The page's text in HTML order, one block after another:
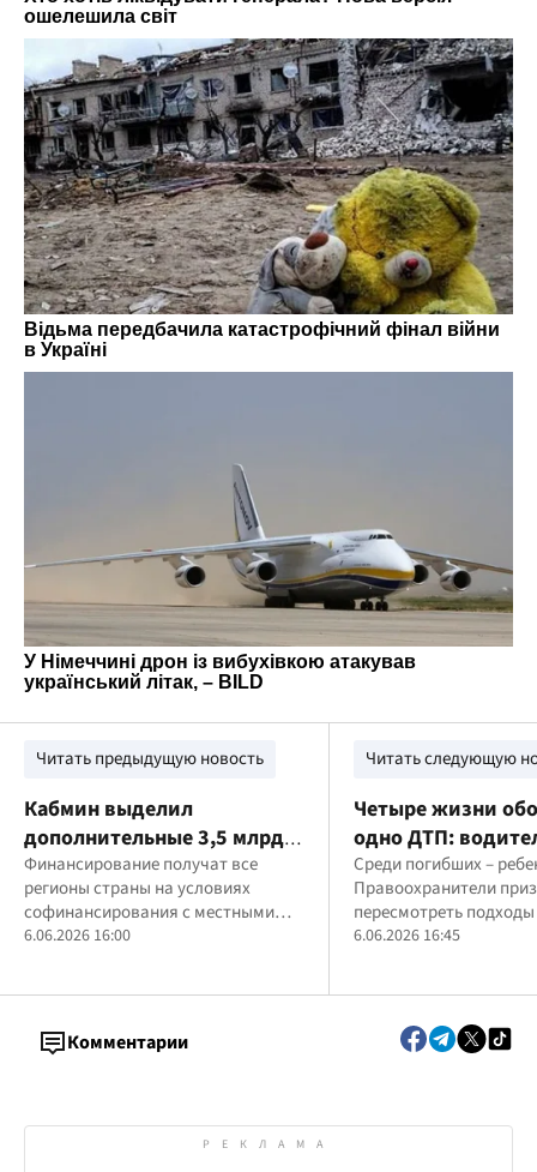
Читать предыдущую новость
Кабмин выделил
дополнительные 3,5 млрд
грн на ремонт дорог
местного значения
Финансирование получат все
регионы страны на условиях
софинансирования с местными
бюджетами
6.06.2026 16:00
Читать следующую
Четыре жизни
одно ДТП:
рекорд
шокировал сеть
Среди погибших –
Правоохранители
пересмотреть
ответственности
6.06.2026 16:45
Комментарии